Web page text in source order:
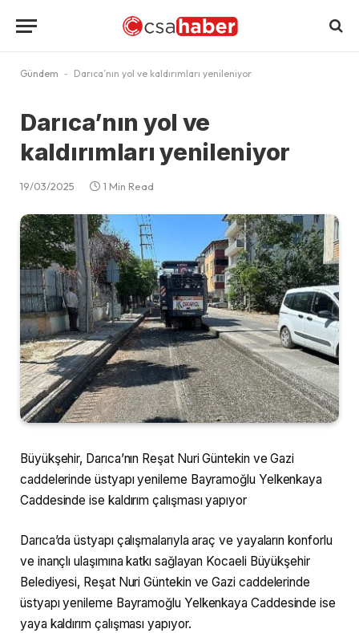
Gündem - Darıca’nın yol ve kaldırımları yenileniyor
Darıca’nın yol ve
kaldırımları yenileniyor
19/03/2025 1 Min Read
Büyükşehir, Darıca’nın Reşat Nuri Güntekin ve Gazi
caddelerinde üstyapı yenileme Bayramoğlu Yelkenkaya
Caddesinde ise kaldırım çalışması yapıyor
Darıca’da üstyapı çalışmalarıyla araç ve yayaların konforlu
ve inançlı ulaşımına katkı sağlayan Kocaeli Büyükşehir
Belediyesi, Reşat Nuri Güntekin ve Gazi caddelerinde
üstyapı yenileme Bayramoğlu Yelkenkaya Caddesinde ise
yaya kaldırım çalışması yapıyor.